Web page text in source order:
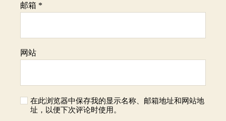
邮箱 *
网站
在此浏览器中保存我的显示名称、邮箱地址和网站地
址，以便下次评论时使用。